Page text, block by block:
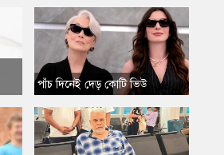
​পাঁচ দিনেই দেড় কোটি ভিউ